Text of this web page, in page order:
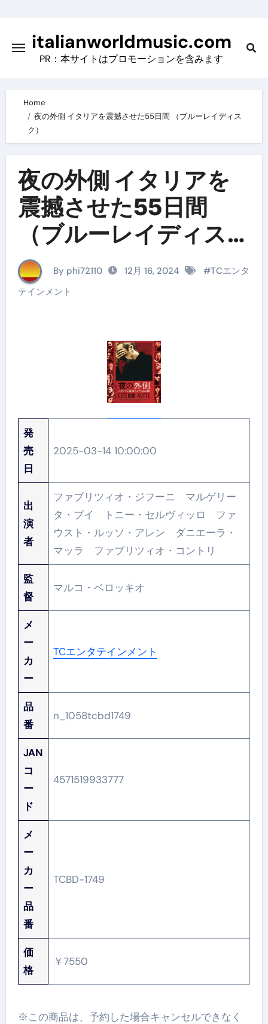
contentitalianworldmusic.com
PR：本サイトはプロモーションを含みます
Home
夜の外側 イタリアを震撼させた55日間 （ブルーレイディス
ク）
夜の外側 イタリアを
震撼させた55日間
（ブルーレイディス
ク）By phi72110 12月 16, 2024 #TCエンタ
テインメント
発
売
日
2025-03-14 10:00:00
出
演
者
ファブリツィオ・ジフーニ マルゲリー
タ・ブイ トニー・セルヴィッロ ファ
ウスト・ルッソ・アレン ダニエーラ・
マッラ ファブリツィオ・コントリ
監
督
マルコ・ベロッキオ
メ
ー
カ
ー
TCエンタテインメント
品
番
n_1058tcbd1749
JAN
コ
ー
ド
4571519933777
メ
ー
カ
ー
品
番
TCBD-1749
価
格
￥7550
※この商品は、予約した場合キャンセルできなく